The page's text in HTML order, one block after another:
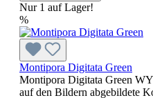
Nur 1 auf Lager!
%
Montipora Digitata Green
Montipora Digitata Green
auf den Bildern abgebildete